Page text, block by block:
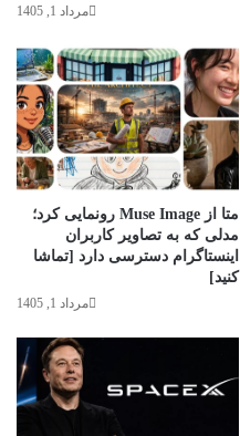
مرداد 1, 1405
متا از Muse Image رونمایی کرد؛
مدلی که به تصاویر کاربران
اینستاگرام دسترسی دارد [تماشا
کنید]
مرداد 1, 1405